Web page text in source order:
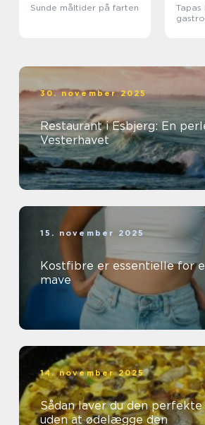
Sunde måltider på farten
Tapas
30. november 2025
Restaurant i Esbjerg: En
Vesterhavet
15. november 2025
Kostfibre er essentielle for
mave
14. november 2025
Sådan laver du den
uden at ødelægge den